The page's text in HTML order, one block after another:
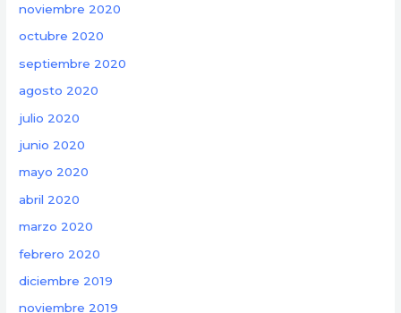
noviembre 2020
octubre 2020
septiembre 2020
agosto 2020
julio 2020
junio 2020
mayo 2020
abril 2020
marzo 2020
febrero 2020
diciembre 2019
noviembre 2019